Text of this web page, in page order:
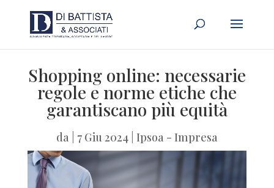
Shopping online: necessarie
regole e norme etiche che
garantiscano più equità
da 7 Giu 2024| Ipsoa - Impresa